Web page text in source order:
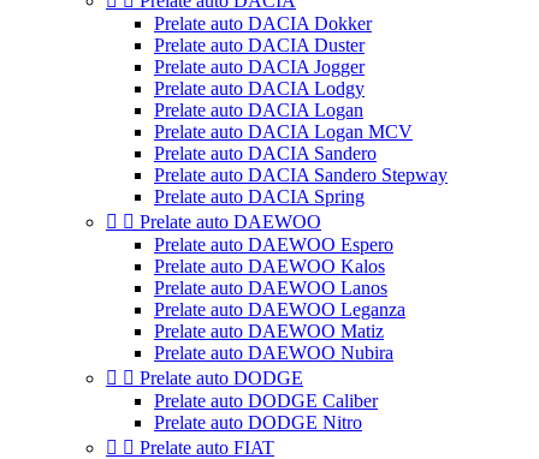
Prelate auto DACIA Dokker
Prelate auto DACIA Duster
Prelate auto DACIA Jogger
Prelate auto DACIA Lodgy
Prelate auto DACIA Logan
Prelate auto DACIA Logan MCV
Prelate auto DACIA Sandero
Prelate auto DACIA Sandero Stepway
Prelate auto DACIA Spring
  Prelate auto DAEWOO
Prelate auto DAEWOO Espero
Prelate auto DAEWOO Kalos
Prelate auto DAEWOO Lanos
Prelate auto DAEWOO Leganza
Prelate auto DAEWOO Matiz
Prelate auto DAEWOO Nubira
  Prelate auto DODGE
Prelate auto DODGE Caliber
Prelate auto DODGE Nitro
  Prelate auto FIAT